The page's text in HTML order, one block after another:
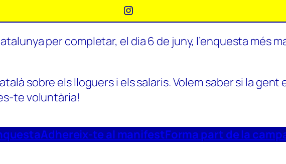
Instagram
per completar, el dia 6 de juny, l’enquesta més
sobre els lloguers i els salaris. Volem saber si la gent
te voluntària!
Adhereix-te al manifestForma part de la